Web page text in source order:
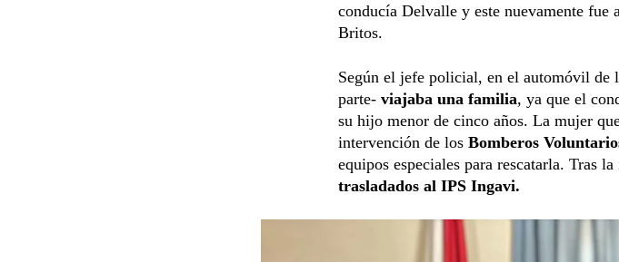
conducía Delvalle y este nuevamente fue
Britos.
Según el jefe policial, en el automóvil de
parte- viajaba una familia, ya que el
su hijo menor de cinco años. La mujer
intervención de los Bomberos
equipos especiales para rescatarla. Tras
trasladados al IPS Ingavi.